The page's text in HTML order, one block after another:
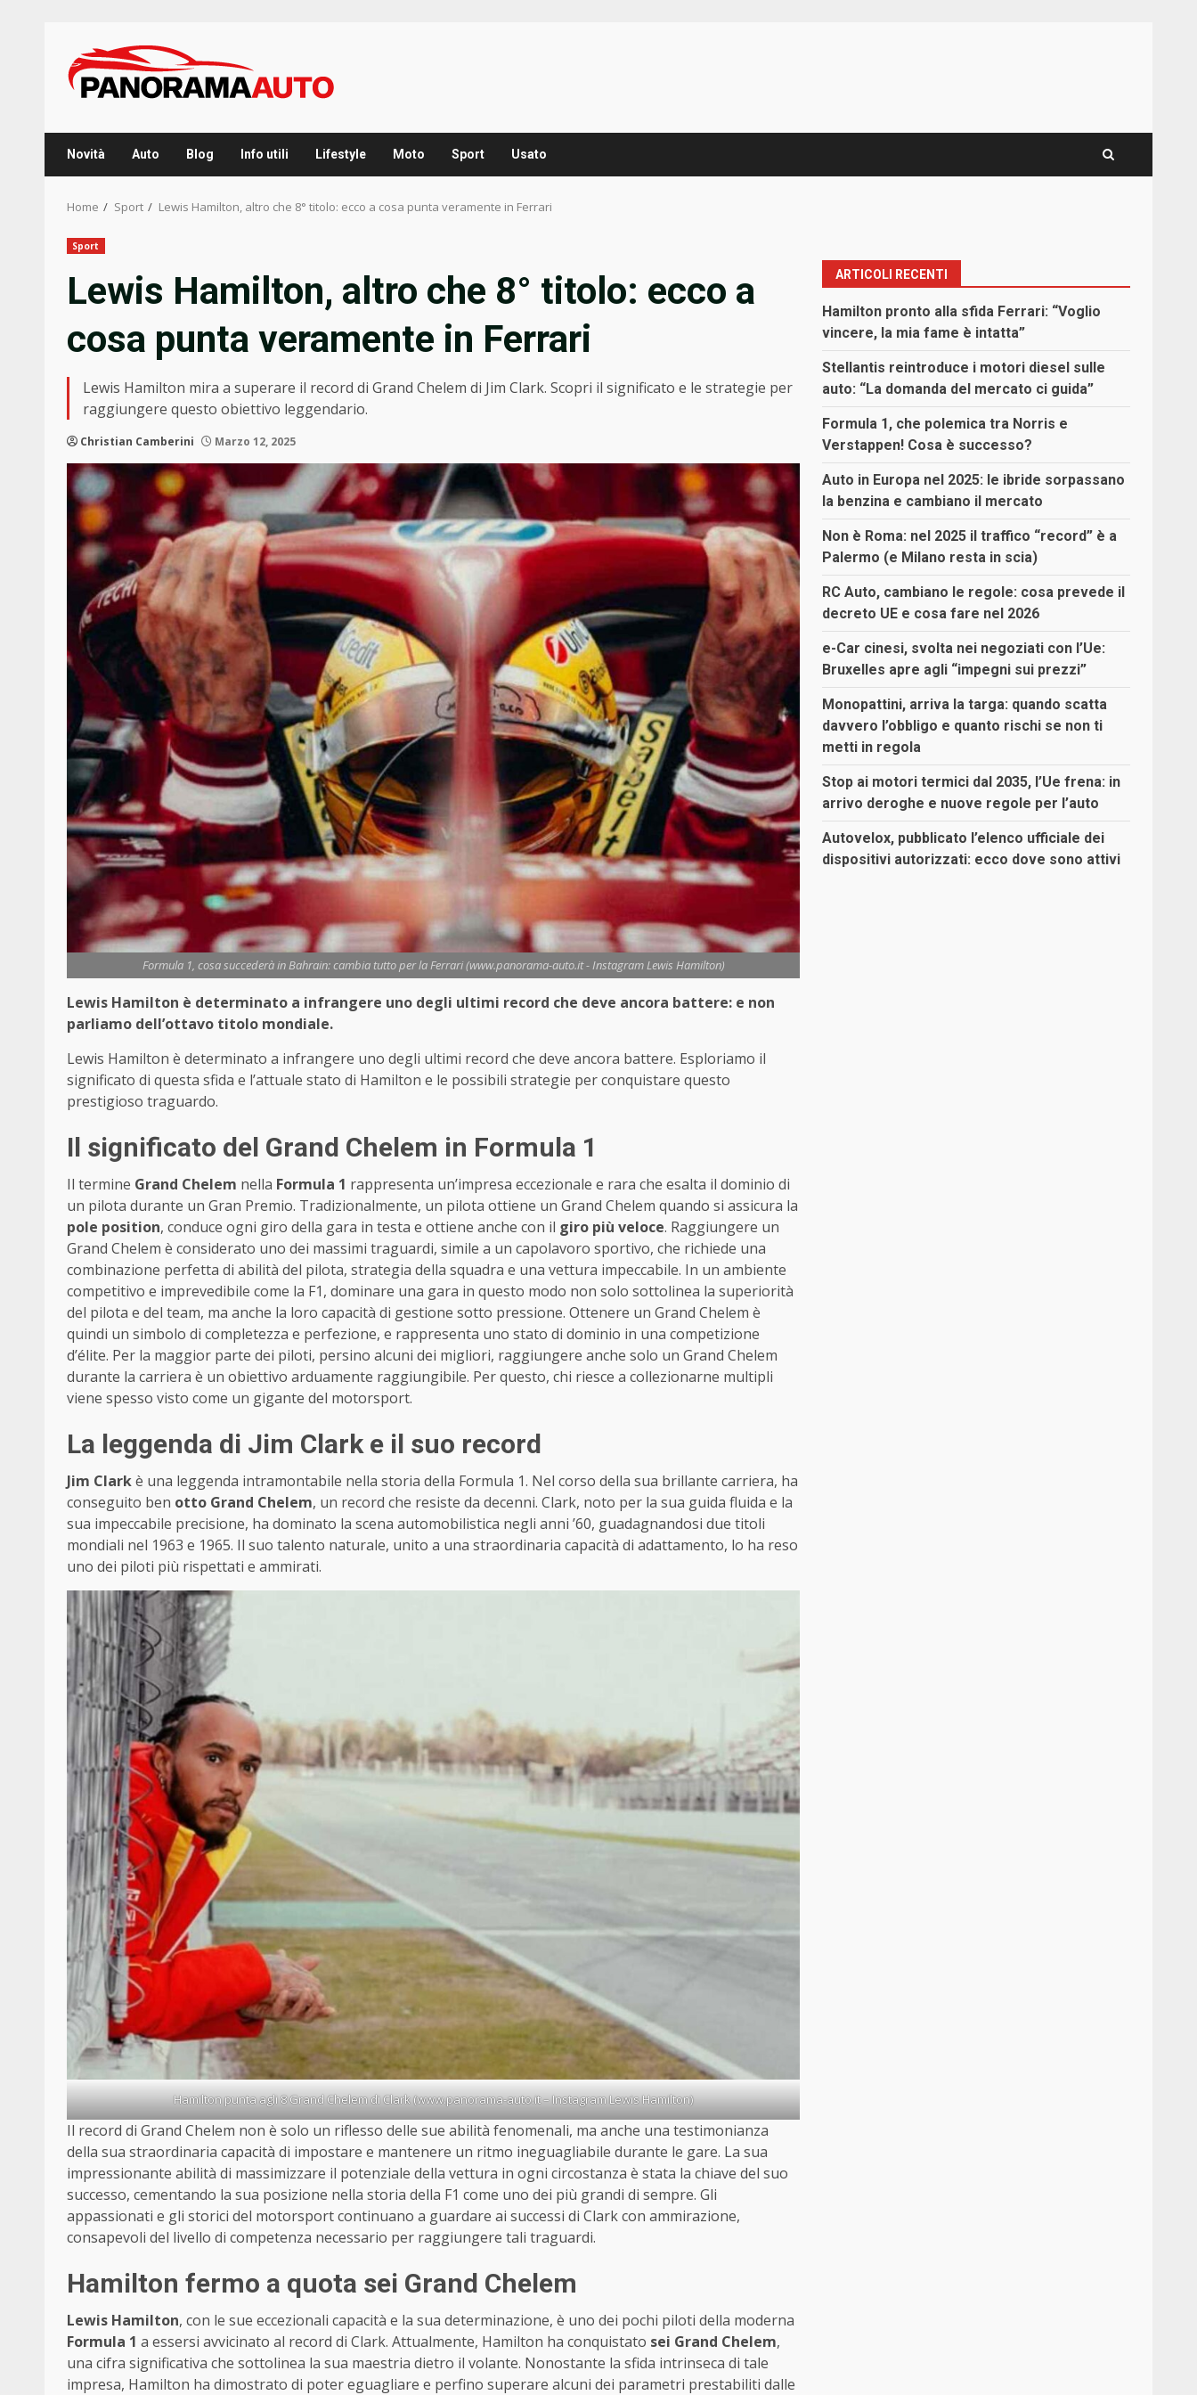
content
Novità Auto Blog Info utili Lifestyle Moto Sport Usato
Home Sport Lewis Hamilton, altro che 8° titolo: ecco a cosa punta veramente in Ferrari
Sport
Lewis Hamilton, altro che 8° titolo: ecco a
cosa punta veramente in Ferrari
Lewis Hamilton mira a superare il record di Grand Chelem di Jim Clark. Scopri il significato e le strategie per
raggiungere questo obiettivo leggendario.
Christian Camberini Marzo 12, 2025
Formula 1, cosa succederà in Bahrain: cambia tutto per la Ferrari (www.panorama-auto.it - Instagram Lewis Hamilton)
Lewis Hamilton è determinato a infrangere uno degli ultimi record che deve ancora battere: e non
parliamo dell’ottavo titolo mondiale.
Lewis Hamilton è determinato a infrangere uno degli ultimi record che deve ancora battere. Esploriamo il
significato di questa sfida e l’attuale stato di Hamilton e le possibili strategie per conquistare questo
prestigioso traguardo.
Il significato del Grand Chelem in Formula 1
Il termine Grand Chelem nella Formula 1 rappresenta un’impresa eccezionale e rara che esalta il dominio di
un pilota durante un Gran Premio. Tradizionalmente, un pilota ottiene un Grand Chelem quando si assicura la
pole position, conduce ogni giro della gara in testa e ottiene anche con il giro più veloce. Raggiungere un
Grand Chelem è considerato uno dei massimi traguardi, simile a un capolavoro sportivo, che richiede una
combinazione perfetta di abilità del pilota, strategia della squadra e una vettura impeccabile. In un ambiente
competitivo e imprevedibile come la F1, dominare una gara in questo modo non solo sottolinea la superiorità
del pilota e del team, ma anche la loro capacità di gestione sotto pressione. Ottenere un Grand Chelem è
quindi un simbolo di completezza e perfezione, e rappresenta uno stato di dominio in una competizione
d’élite. Per la maggior parte dei piloti, persino alcuni dei migliori, raggiungere anche solo un Grand Chelem
durante la carriera è un obiettivo arduamente raggiungibile. Per questo, chi riesce a collezionarne multipli
viene spesso visto come un gigante del motorsport.
La leggenda di Jim Clark e il suo record
Jim Clarkè una leggenda intramontabile nella storia della Formula 1. Nel corso della sua brillante carriera, ha
conseguito ben otto Grand Chelem, un record che resiste da decenni. Clark, noto per la sua guida fluida e la
sua impeccabile precisione, ha dominato la scena automobilistica negli anni ’60, guadagnandosi due titoli
mondiali nel 1963 e 1965. Il suo talento naturale, unito a una straordinaria capacità di adattamento, lo ha reso
uno dei piloti più rispettati e ammirati.
Hamilton punta agli 8 Grand Chelem di Clark (www.panorama-auto.it – Instagram Lewis Hamilton)
Il record di Grand Chelem non è solo un riflesso delle sue abilità fenomenali, ma anche una testimonianza
della sua straordinaria capacità di impostare e mantenere un ritmo ineguagliabile durante le gare. La sua
impressionante abilità di massimizzare il potenziale della vettura in ogni circostanza è stata la chiave del suo
successo, cementando la sua posizione nella storia della F1 come uno dei più grandi di sempre. Gli
appassionati e gli storici del motorsport continuano a guardare ai successi di Clark con ammirazione,
consapevoli del livello di competenza necessario per raggiungere tali traguardi.
Hamilton fermo a quota sei Grand Chelem
Lewis Hamilton, con le sue eccezionali capacità e la sua determinazione, è uno dei pochi piloti della moderna
Formula 1 a essersi avvicinato al record di Clark. Attualmente, Hamilton ha conquistato sei Grand Chelem,
una cifra significativa che sottolinea la sua maestria dietro il volante. Nonostante la sfida intrinseca di tale
impresa, Hamilton ha dimostrato di poter eguagliare e perfino superare alcuni dei parametri prestabiliti dalle
ARTICOLI RECENTI
Hamilton pronto alla sfida Ferrari: “Voglio
vincere, la mia fame è intatta”
Stellantis reintroduce i motori diesel sulle
auto: “La domanda del mercato ci guida”
Formula 1, che polemica tra Norris e
Verstappen! Cosa è successo?
Auto in Europa nel 2025: le ibride sorpassano
la benzina e cambiano il mercato
Non è Roma: nel 2025 il traffico “record” è a
Palermo (e Milano resta in scia)
RC Auto, cambiano le regole: cosa prevede il
decreto UE e cosa fare nel 2026
e-Car cinesi, svolta nei negoziati con l’Ue:
Bruxelles apre agli “impegni sui prezzi”
Monopattini, arriva la targa: quando scatta
davvero l’obbligo e quanto rischi se non ti
metti in regola
Stop ai motori termici dal 2035, l’Ue frena: in
arrivo deroghe e nuove regole per l’auto
Autovelox, pubblicato l’elenco ufficiale dei
dispositivi autorizzati: ecco dove sono attivi